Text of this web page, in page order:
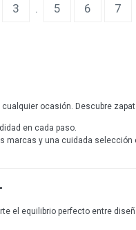
3 5 6 7
ocasión. Descubre
en cada paso.
y una cuidada
el equilibrio perfecto entre